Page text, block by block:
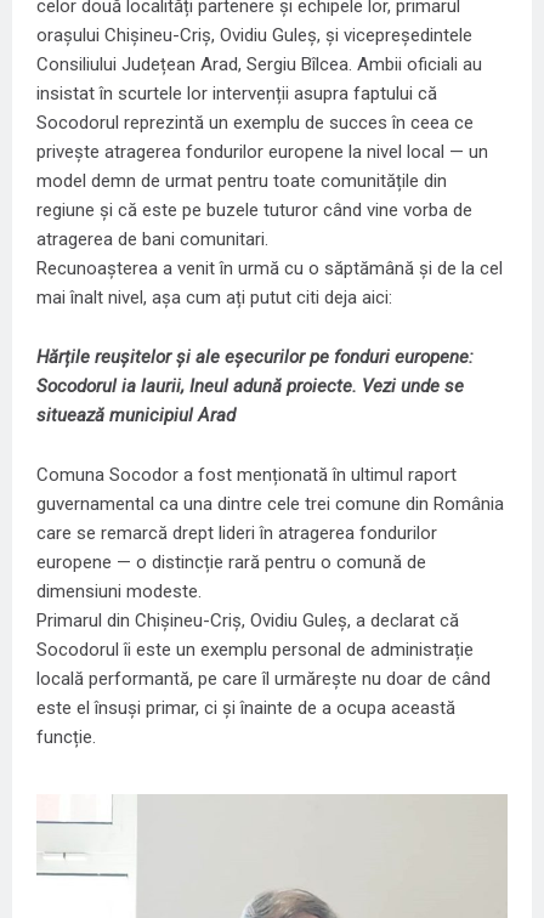
celor două localități partenere și echipele lor, primarul
orașului Chișineu-Criș, Ovidiu Guleș, și vicepreședintele
Consiliului Județean Arad, Sergiu Bîlcea. Ambii oficiali au
insistat în scurtele lor intervenții asupra faptului că
Socodorul reprezintă un exemplu de succes în ceea ce
privește atragerea fondurilor europene la nivel local — un
model demn de urmat pentru toate comunitățile din
regiune și că este pe buzele tuturor când vine vorba de
atragerea de bani comunitari.
Recunoașterea a venit în urmă cu o săptămână și de la cel
mai înalt nivel, așa cum ați putut citi deja aici:
Hărțile reușitelor și ale eșecurilor pe fonduri europene:
Socodorul ia laurii, Ineul adună proiecte. Vezi unde se
situează municipiul Arad
Comuna Socodor a fost menționată în ultimul raport
guvernamental ca una dintre cele trei comune din România
care se remarcă drept lideri în atragerea fondurilor
europene — o distincție rară pentru o comună de
dimensiuni modeste.
Primarul din Chișineu-Criș, Ovidiu Guleș, a declarat că
Socodorul îi este un exemplu personal de administrație
locală performantă, pe care îl urmărește nu doar de când
este el însuși primar, ci și înainte de a ocupa această
funcție.